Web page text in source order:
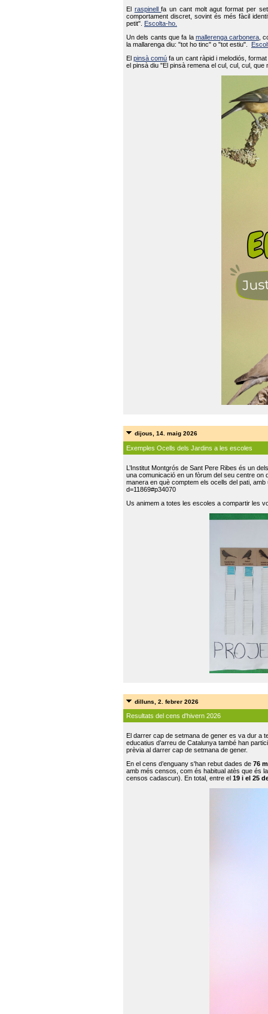
El raspinellfa un cant molt agut format per
comportament discret, sovint és més fàcil
petit".
Escolta-ho.
Un dels cants que fa la mallerenga carbonera ,
la mallarenga diu: "tot ho tinc" o "tot estiu".
Elpinsà comú fa un cant ràpid i melodiós,
el pinsà diu "El pinsà remena el cul, cul, cul,
dijous, 14. maig 2026
Exemples Ocells dels Jardins a les escoles
L’Institut Montgrós de Sant Pere Ribes és un
una comunicació en un fòrum del seu centre on
manera en què comptem els ocells del pati,
d=11869#p34070
Us animem a totes les escoles a compartir les
dilluns, 2. febrer 2026
Resultats del cens d'hivern 2026
El darrer cap de setmana de gener es va dur a
educatius d’arreu de Catalunya també han
prèvia al darrer cap de setmana de gener.
En el cens d’enguany s'han rebut dades de 76
amb més censos, com és habitual atès que és
censos cadascun). En total, entre el 19 i el 25